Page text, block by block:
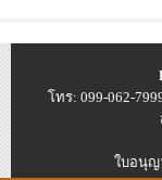
โทร: 099-062-
ใบอนุญ